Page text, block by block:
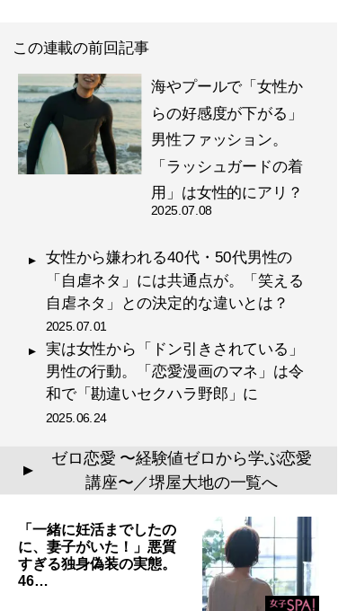
この連載の前回記事
海やプールで「女性か
らの好感度が下がる」
男性ファッション。
「ラッシュガードの着
用」は女性的にアリ？
2025.07.08
女性から嫌われる40代・50代男性の
「自虐ネタ」には共通点が。「笑える
自虐ネタ」との決定的な違いとは？
2025.07.01
実は女性から「ドン引きされている」
男性の行動。「恋愛漫画のマネ」は令
和で「勘違いセクハラ野郎」に
2025.06.24
▲
ゼロ恋愛 〜経験値ゼロから学ぶ恋愛
講座〜／堺屋大地の一覧へ
「一緒に妊活までしたの
に、妻子がいた！」悪質
すぎる独身偽装の実態。
46…